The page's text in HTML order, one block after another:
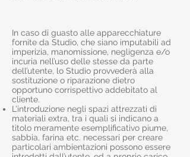
In caso di guasto alle apparecchiature
fornite da Studio, che siano imputabili ad
imperizia, manomissione, negligenza e/o
incuria nell’uso delle stesse da parte
dell’utente, lo Studio provvederà alla
sostituzione o riparazione dietro
opportuno corrispettivo addebitato al
cliente.
L’introduzione negli spazi attrezzati di
materiali extra, tra i quali si indicano a
titolo meramente esemplificativo piume,
sabbia, farina etc. necessari per creare
particolari ambientazioni possono essere